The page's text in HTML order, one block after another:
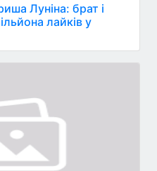
Луніна: брат і
лайків у